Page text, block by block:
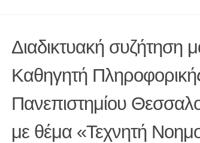
Διαδικτυακή συζήτηση
Καθηγητή
Πανεπιστημίου
με θέμα «Τεχνητή